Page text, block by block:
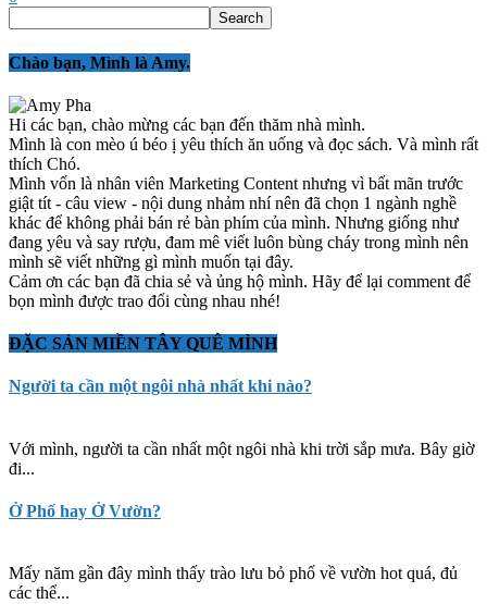
Chào bạn, Mình là Amy.
Hi các bạn, chào mừng các bạn đến thăm nhà mình.
Mình là con mèo ú béo ị yêu thích ăn uống và đọc sách. Và mình rất
thích Chó.
Mình vốn là nhân viên Marketing Content nhưng vì bất mãn trước
giật tít - câu view - nội dung nhảm nhí nên đã chọn 1 ngành nghề
khác để không phải bán rẻ bàn phím của mình. Nhưng giống như
đang yêu và say rượu, đam mê viết luôn bùng cháy trong mình nên
mình sẽ viết những gì mình muốn tại đây.
Cảm ơn các bạn đã chia sẻ và ủng hộ mình. Hãy để lại comment để
bọn mình được trao đổi cùng nhau nhé!
ĐẶC SẢN MIỀN TÂY QUÊ MÌNH
Người ta cần một ngôi nhà nhất khi nào?
Với mình, người ta cần nhất một ngôi nhà khi trời sắp mưa. Bây giờ
đi...
Ở Phố hay Ở Vườn?
Mấy năm gần đây mình thấy trào lưu bỏ phố về vườn hot quá, đủ
các thể...